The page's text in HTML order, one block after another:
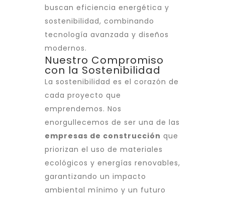
buscan eficiencia energética y
sostenibilidad, combinando
tecnología avanzada y diseños
modernos.
Nuestro Compromiso
con la Sostenibilidad
La sostenibilidad es el corazón de
cada proyecto que
emprendemos. Nos
enorgullecemos de ser una de las
empresas de construcción que
priorizan el uso de materiales
ecológicos y energías renovables,
garantizando un impacto
ambiental mínimo y un futuro